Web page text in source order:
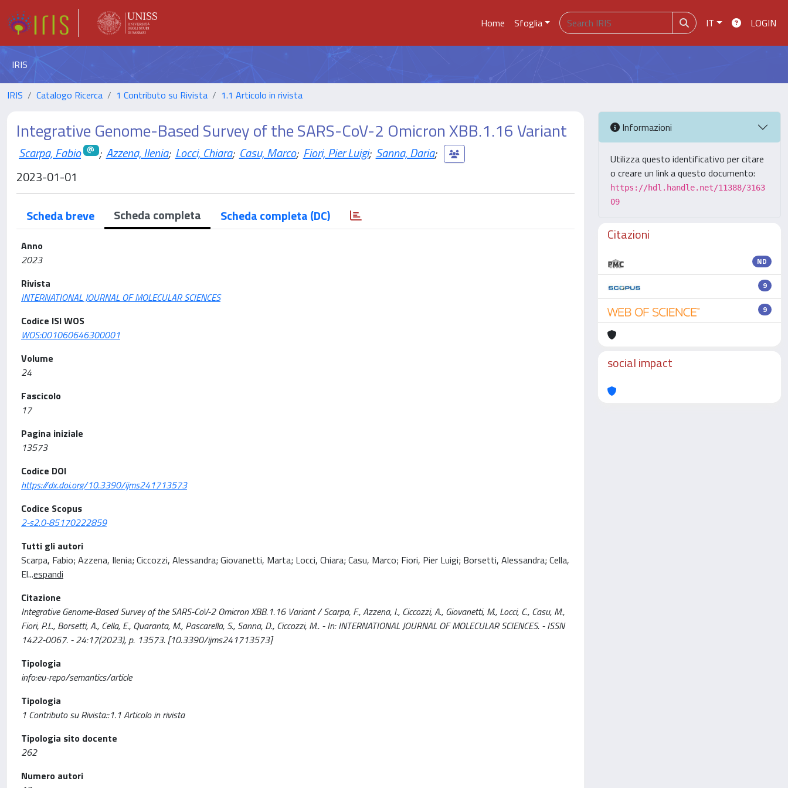
Home Sfoglia IT LOGIN
IRIS
IRIS Catalogo Ricerca 1 Contributo su Rivista 1.1 Articolo in rivista
Integrative Genome-Based Survey of the SARS-CoV-2 Omicron XBB.1.16 Variant
Scarpa, Fabio ; Azzena, Ilenia; Locci, Chiara; Casu, Marco; Fiori, Pier Luigi; Sanna, Daria;
2023-01-01
Scheda breve Scheda completa Scheda completa (DC)
Anno
2023
Rivista
INTERNATIONAL JOURNAL OF MOLECULAR SCIENCES
Codice ISI WOS
WOS:001060646300001
Volume
24
Fascicolo
17
Pagina iniziale
13573
Codice DOI
https://dx.doi.org/10.3390/ijms241713573
Codice Scopus
2-s2.0-85170222859
Tutti gli autori
Scarpa, Fabio; Azzena, Ilenia; Ciccozzi, Alessandra; Giovanetti, Marta; Locci, Chiara; Casu, Marco; Fiori, Pier Luigi; Borsetti, Alessandra; Cella,
El...espandi
Citazione
Integrative Genome-Based Survey of the SARS-CoV-2 Omicron XBB.1.16 Variant / Scarpa, F., Azzena, I., Ciccozzi, A., Giovanetti, M., Locci, C., Casu, M.,
Fiori, P.L., Borsetti, A., Cella, E., Quaranta, M., Pascarella, S., Sanna, D., Ciccozzi, M.. - In: INTERNATIONAL JOURNAL OF MOLECULAR SCIENCES. - ISSN
1422-0067. - 24:17(2023), p. 13573. [10.3390/ijms241713573]
Tipologia
info:eu-repo/semantics/article
Tipologia
1 Contributo su Rivista::1.1 Articolo in rivista
Tipologia sito docente
262
Numero autori
Informazioni
Utilizza questo identificativo per citare
o creare un link a questo documento:
https://hdl.handle.net/11388/3163
09
Citazioni
ND
9
9
social impact